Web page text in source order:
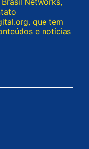
Networks,
, que tem
e notícias